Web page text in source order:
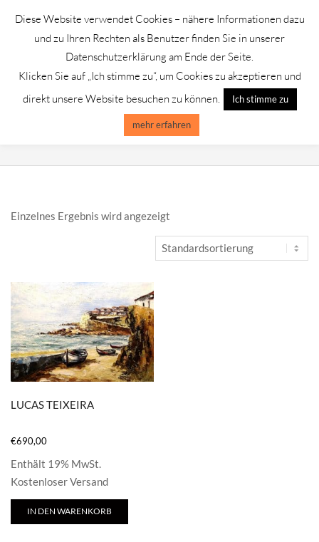
content GALERIE CHROMIK
Primary
Navigation
LUCAS TEIXEIRA
Einzelnes Ergebnis wird angezeigt
LUCAS TEIXEIRA
€690,00
Enthält 19% MwSt.
Kostenloser Versand
IN DEN WARENKORB
Diese Website verwendet Cookies – nähere Informationen dazu
und zu Ihren Rechten als Benutzer finden Sie in unserer
Datenschutzerklärung am Ende der Seite.
Klicken Sie auf „Ich stimme zu“, um Cookies zu akzeptieren und
direkt unsere Website besuchen zu können.
Ich stimme zu
mehr erfahren